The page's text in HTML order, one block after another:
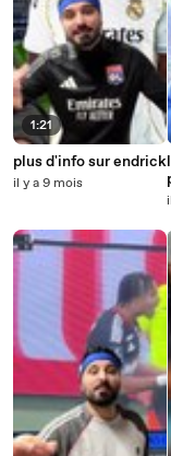
1:21
plus d'info sur endrick
il y a 9 mois